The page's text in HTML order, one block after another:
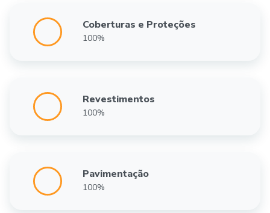
Coberturas e Proteções
100%
Revestimentos
100%
Pavimentação
100%